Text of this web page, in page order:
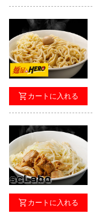
カートに入れる
カートに入れる